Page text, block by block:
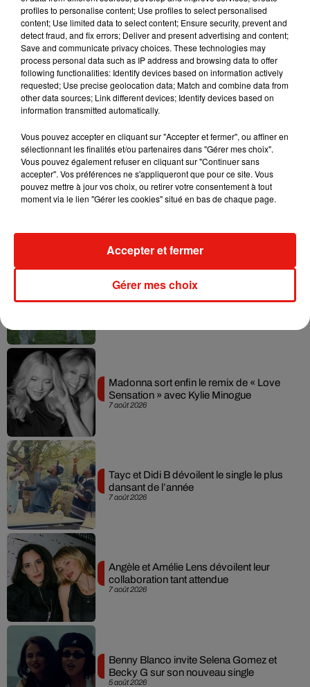
— Emilie Lopez ⭐️⭐️ (@emilielopez)October 22, 2020
Et le tacle gratos à Adèle Haenel. �xÈ�xÈ‍'�️
Au mieux quand on cautionne le film d’un pédocriminel, la
décence voudrait qu’on se taise hein, pas qu’on insulte une
femme qui a eu la réaction intelligente de quitter la salle.
— Lalla Fatima ب� ط (@fatima_bent)
Déjà que je voulais annuler 2020 mais à la lecture de
l’interview de Maïwenn, j’hésite à carrément tout brûler
— La Sudiste (@supertwitchette)October 22, 2020
Julien Lieb s’essaye à la vie de chatelain
dans son nouveau clip
7 août 2026
Madonna sort enfin le remix de « Love
Sensation » avec Kylie Minogue
7 août 2026
Tayc et Didi B dévoilent le single le plus
dansant de l’année
7 août 2026
Angèle et Amélie Lens dévoilent leur
collaboration tant attendue
5 août 2026
Benny Blanco invite Selena Gomez et
Becky G sur son nouveau single
profiles to personalise content; Use profiles to select personalised
content; Use limited data to select content; Ensure security, prevent and
detect fraud, and fix errors; Deliver and present advertising and content;
Save and communicate privacy choices. These technologies may
process personal data such as IP address and browsing data to offer
following functionalities: Identify devices based on information actively
requested; Use precise geolocation data; Match and combine data from
other data sources; Link different devices; Identify devices based on
information transmitted automatically.
Vous pouvez accepter en cliquant sur "Accepter et fermer", ou affiner en
sélectionnant les finalités et/ou partenaires dans "Gérer mes choix".
Vous pouvez également refuser en cliquant sur "Continuer sans
accepter". Vos préférences ne s'appliqueront que pour ce site. Vous
pouvez mettre à jour vos choix, ou retirer votre consentement à tout
moment via le lien "Gérer les cookies" situé en bas de chaque page.
Gérer mes choix
Accepter et fermer